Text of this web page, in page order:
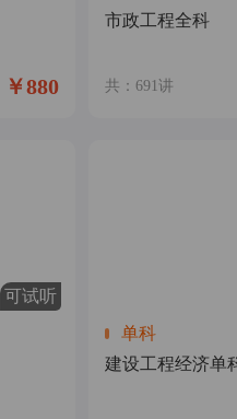
￥880
市政工程全科
共：691讲
可试听
单科
建设工程经济单